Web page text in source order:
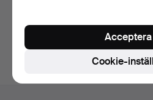
Du kan också söka ivårt arkiv
Cookie-